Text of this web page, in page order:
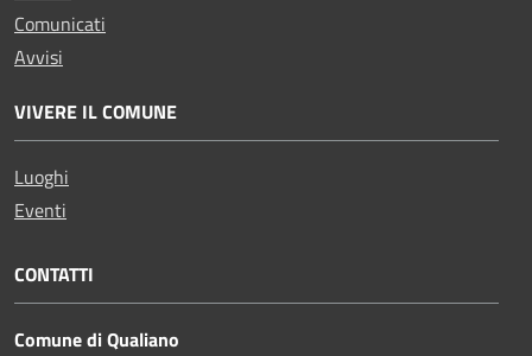
Comunicati
Avvisi
VIVERE IL COMUNE
Luoghi
Eventi
CONTATTI
Comune di Qualiano